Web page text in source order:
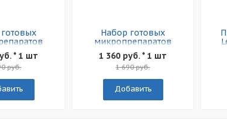
N38 NG
* 1 шт
руб.
Набор готовых
микропрепаратов
Levenhuk N10 NG
1 360 руб. * 1 шт
1 690 руб.
Добавить